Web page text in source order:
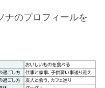
ナのプロフィールを